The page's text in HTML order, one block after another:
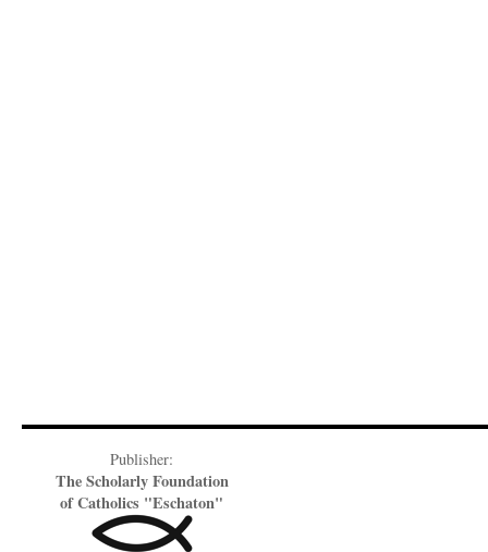
Publisher:
The Scholarly Foundation
of Catholics "Eschaton"